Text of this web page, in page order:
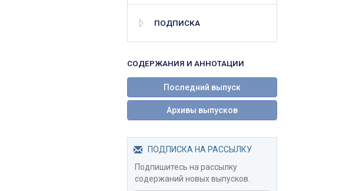
ПОДПИСКА
СОДЕРЖАНИЯ И АННОТАЦИИ
Последний выпуск
Архивы выпусков
ПОДПИСКА НА РАССЫЛКУ
Подпишитесь на рассылку
содержаний новых выпусков.